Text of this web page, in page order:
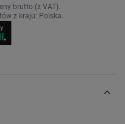
brutto (z VAT).
z kraju: Polska.